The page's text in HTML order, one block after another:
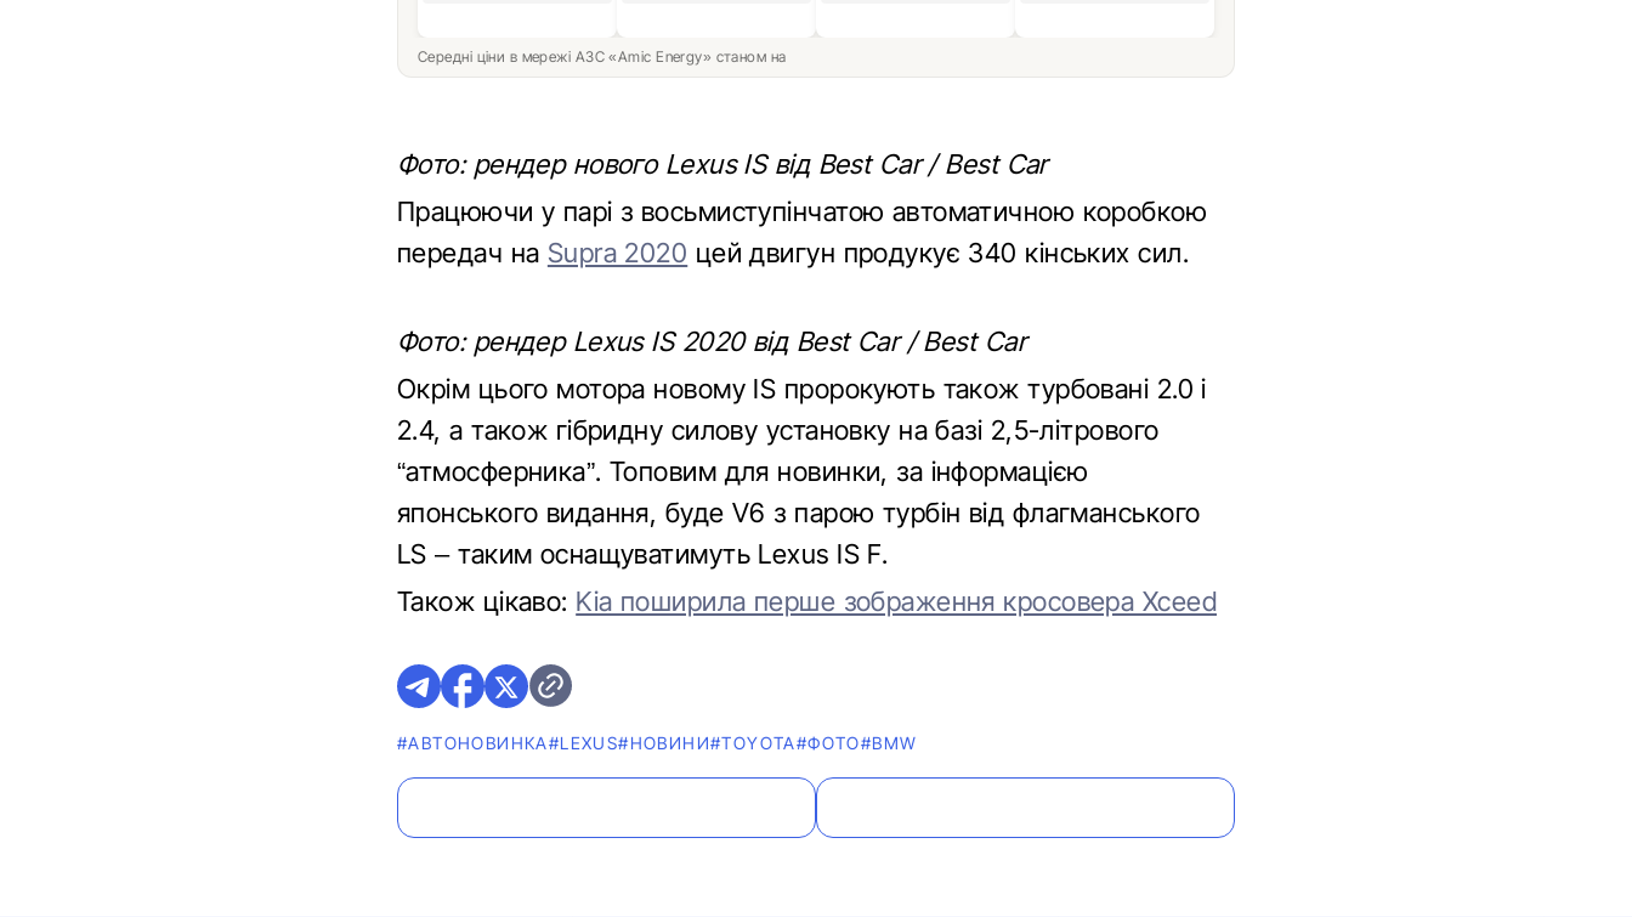
Середні ціни в мережі АЗС «Amic Energy» станом на
Фото: рендер нового Lexus IS від Best Car / Best Car
Працюючи у парі з восьмиступінчатою автоматичною коробкою
передач на Supra 2020 цей двигун продукує 340 кінських сил.
Фото: рендер Lexus IS 2020 від Best Car / Best Car
Окрім цього мотора новому IS пророкують також турбовані 2.0 і
2.4, а також гібридну силову установку на базі 2,5-літрового
“атмосферника”. Топовим для новинки, за інформацією
японського видання, буде V6 з парою турбін від флагманського
LS – таким оснащуватимуть Lexus IS F.
Також цікаво: Kia поширила перше зображення кросовера Xceed
#АВТОНОВИНКА#LEXUS#НОВИНИ#TOYOTA#ФОТО#BMW